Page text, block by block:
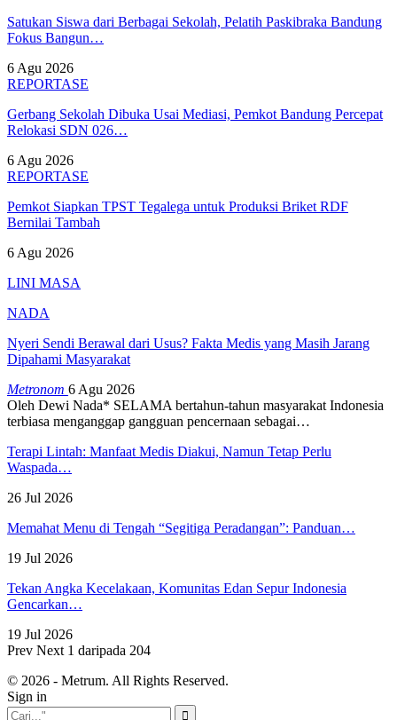
Satukan Siswa dari Berbagai Sekolah, Pelatih Paskibraka Bandung
Fokus Bangun…
6 Agu 2026
REPORTASE
Gerbang Sekolah Dibuka Usai Mediasi, Pemkot Bandung Percepat
Relokasi SDN 026…
6 Agu 2026
REPORTASE
Pemkot Siapkan TPST Tegalega untuk Produksi Briket RDF
Bernilai Tambah
6 Agu 2026
LINI MASA
NADA
Nyeri Sendi Berawal dari Usus? Fakta Medis yang Masih Jarang
Dipahami Masyarakat
Metronom 6 Agu 2026
Oleh Dewi Nada* SELAMA bertahun-tahun masyarakat Indonesia
terbiasa menganggap gangguan pencernaan sebagai…
Terapi Lintah: Manfaat Medis Diakui, Namun Tetap Perlu
Waspada…
26 Jul 2026
Memahat Menu di Tengah “Segitiga Peradangan”: Panduan…
19 Jul 2026
Tekan Angka Kecelakaan, Komunitas Edan Sepur Indonesia
Gencarkan…
19 Jul 2026
Prev Next 1 daripada 204
© 2026 - Metrum. All Rights Reserved.
Sign in